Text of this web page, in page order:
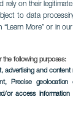
on their
to data
More” or in
the following purposes:
advertising and
, Precise geolocation
or access